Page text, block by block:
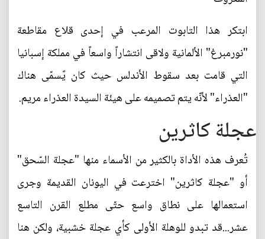
ابتكر هذا التابوت المرعب في إحدى قلاع مقاطعة
"نورمبرغ" الألمانية ولاقى انتشاراً واسعاً في مملكة إسبانيا
التي قامت بعد سقوط الأندلس حيث كان يًسمّى هناك
"العذراء" لأنّه يتم تصميمه على هيئة السيدة العذراء مريم.
عجلة كاثرين
تُعرف هذه الأداة بالكثير من الأسماء منها "عجلة السّحق"
أو "عجلة كاثرين" اخترعت في اليونان القديمة وجرى
استعمالها على نطاق واسع حتّى مطلع القرن التاسع
عشر...قد تبدو للوهلة الأولى كأي عجلة خشبية، ولكن هنا